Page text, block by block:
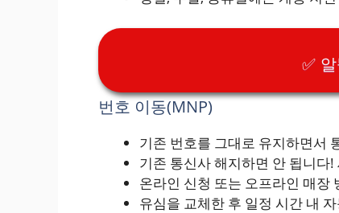
✅
번호 이동(MNP)
기존 번호를 그대로 유지하면서
기존 통신사 해지하면 안 됩니다
온라인 신청 또는 오프라인 매장
유심을 교체한 후 일정 시간 내